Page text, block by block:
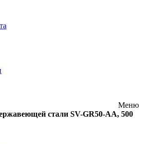
Меню
стали SV-GR50-AA, 500